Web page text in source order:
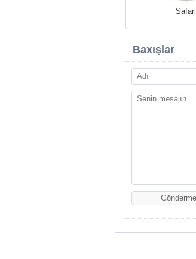
Safari
Baxışlar